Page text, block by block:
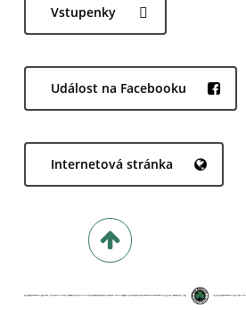
Vstupenky
Událost na Facebooku
Internetová stránka